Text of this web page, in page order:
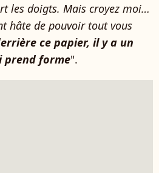
les doigts. Mais croyez moi…
hâte de pouvoir tout vous
ce papier, il y a un
prend forme".